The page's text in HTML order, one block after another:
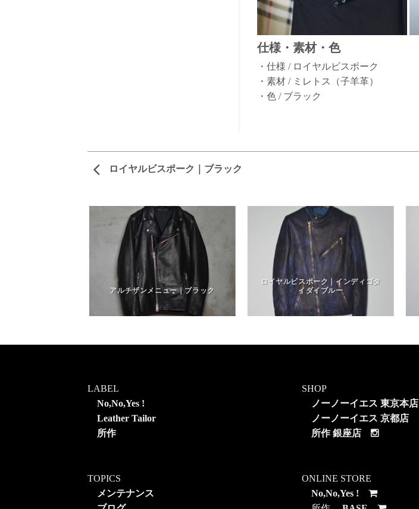
仕様・素材・色
・仕様 / ロイヤルビスポーク
・素材 / ミレトス（子羊革）
・色 / ブラック
ロイヤルビスポーク｜ブラック
アルチザンメニュー｜ブラック
ロイヤルビスポーク｜インディゴタ
イダイブルー
LABEL
No,No,Yes !
Leather Tailor
所作
TOPICS
メンテナンス
SHOP
ノーノーイエス 東京本店
ノーノーイエス 京都店
所作 銀座店
ONLINE STORE
No,No,Yes !